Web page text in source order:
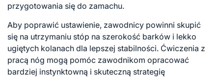
przygotowania się do zamachu.
Aby poprawić ustawienie, zawodnicy powinni skupić
się na utrzymaniu stóp na szerokość barków i lekko
ugiętych kolanach dla lepszej stabilności. Ćwiczenia z
pracą nóg mogą pomóc zawodnikom opracować
bardziej instynktowną i skuteczną strategię